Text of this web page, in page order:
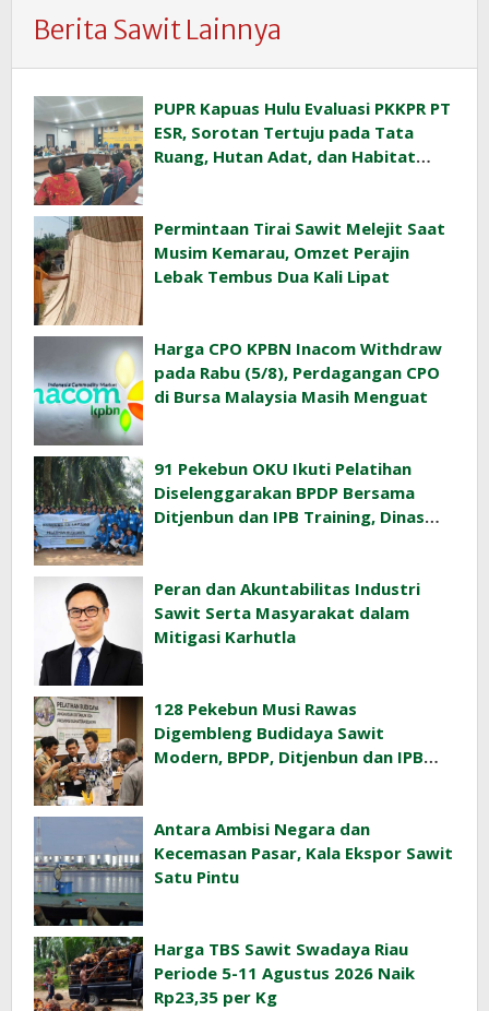
Berita Sawit Lainnya
PUPR Kapuas Hulu Evaluasi PKKPR PT
ESR, Sorotan Tertuju pada Tata
Ruang, Hutan Adat, dan Habitat
Permintaan Tirai Sawit Melejit Saat
Musim Kemarau, Omzet Perajin
Lebak Tembus Dua Kali Lipat
Harga CPO KPBN Inacom Withdraw
pada Rabu (5/8), Perdagangan CPO
di Bursa Malaysia Masih Menguat
91 Pekebun OKU Ikuti Pelatihan
Diselenggarakan BPDP Bersama
Ditjenbun dan IPB Training, Dinas
Peran dan Akuntabilitas Industri
Sawit Serta Masyarakat dalam
Mitigasi Karhutla
128 Pekebun Musi Rawas
Digembleng Budidaya Sawit
Modern, BPDP, Ditjenbun dan IPB
Antara Ambisi Negara dan
Kecemasan Pasar, Kala Ekspor Sawit
Satu Pintu
Harga TBS Sawit Swadaya Riau
Periode 5-11 Agustus 2026 Naik
Rp23,35 per Kg